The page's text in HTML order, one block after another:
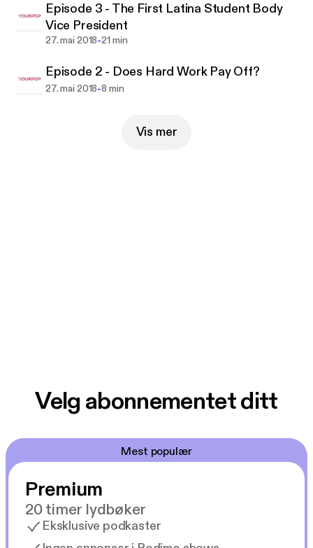
Episode 3 - The First Latina Student Body
Vice President
27. mai 2018-21 min
Episode 2 - Does Hard Work Pay Off?
27. mai 2018-8 min
Vis mer
Velg abonnementet ditt
Mest populær
Premium
20 timer lydbøker
Eksklusive podkaster